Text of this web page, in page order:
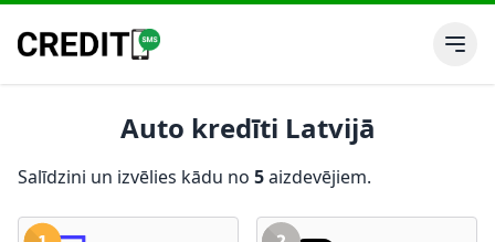
Auto kredīti Latvijā
Salīdzini un izvēlies kādu no 5aizdevējiem.